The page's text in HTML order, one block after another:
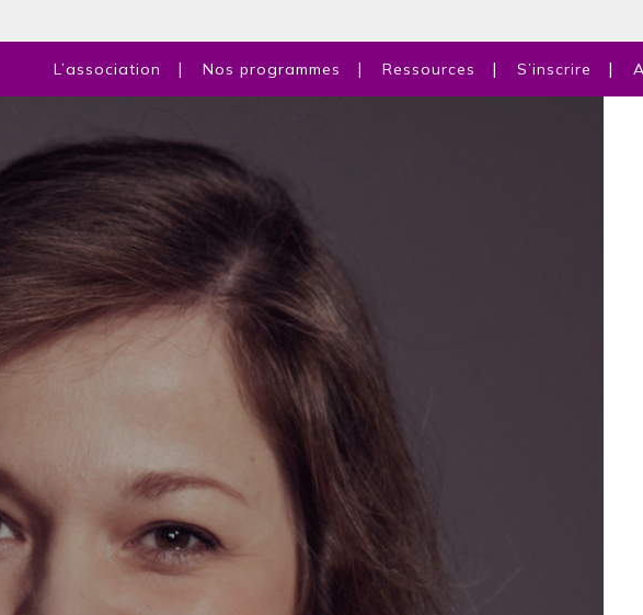
L’association Nos programmes Ressources S’inscrire